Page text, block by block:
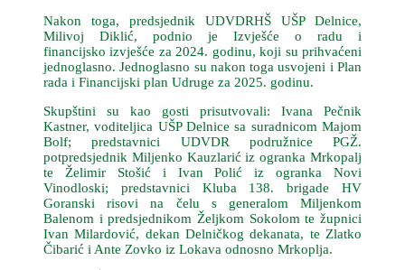
Nakon toga, predsjednik UDVDRHŠ UŠP Delnice,
Milivoj Diklić, podnio je Izvješće o radu i
financijsko izvješće za 2024. godinu, koji su prihvaćeni
jednoglasno. Jednoglasno su nakon toga usvojeni i Plan
rada i Financijski plan Udruge za 2025. godinu.
Skupštini su kao gosti prisutvovali: Ivana Pečnik
Kastner, voditeljica UŠP Delnice sa suradnicom Majom
Bolf; predstavnici UDVDR podružnice PGŽ.
potpredsjednik Miljenko Kauzlarić iz ogranka Mrkopalj
te Želimir Stošić i Ivan Polić iz ogranka Novi
Vinodloski; predstavnici Kluba 138. brigade HV
Goranski risovi na čelu s generalom Miljenkom
Balenom i predsjednikom Željkom Sokolom te župnici
Ivan Milardović, dekan Delničkog dekanata, te Zlatko
Čibarić i Ante Zovko iz Lokava odnosno Mrkoplja.